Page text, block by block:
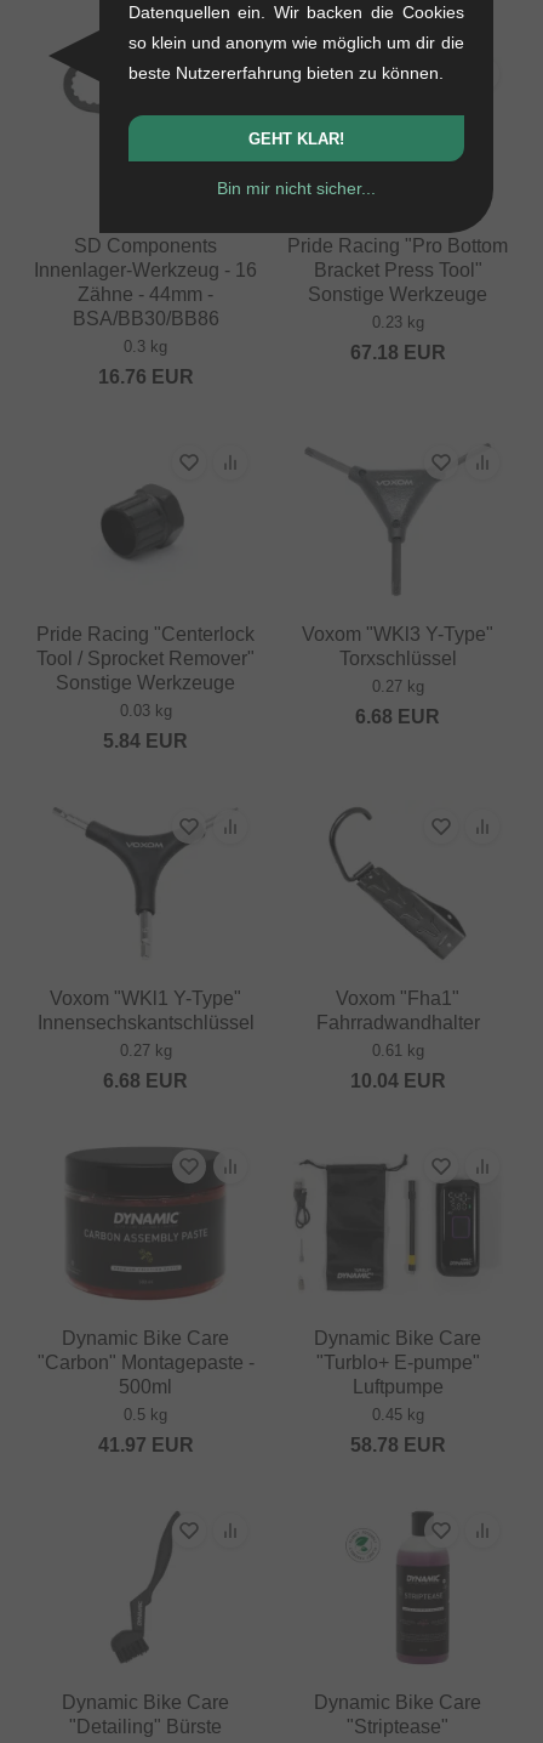
SD Components
Innenlager-Werkzeug - 16
Zähne - 44mm -
BSA/BB30/BB86
0.3 kg
16.76 EUR
Pride Racing "Pro Bottom
Bracket Press Tool"
Sonstige Werkzeuge
0.23 kg
67.18 EUR
Pride Racing "Centerlock
Tool / Sprocket Remover"
Sonstige Werkzeuge
0.03 kg
5.84 EUR
Voxom "WKl3 Y-Type"
Torxschlüssel
0.27 kg
6.68 EUR
Voxom "WKl1 Y-Type"
Innensechskantschlüssel
0.27 kg
6.68 EUR
Voxom "Fha1"
Fahrradwandhalter
0.61 kg
10.04EUR
Dynamic Bike Care
"Carbon" Montagepaste -
500ml
0.5 kg
41.97 EUR
Dynamic Bike Care
"Turblo+ E-pumpe"
Luftpumpe
0.45 kg
58.78 EUR
Dynamic Bike Care
"Detailing" Bürste
Dynamic Bike Care
"Striptease"
Datenquellen ein. Wir backen die Cookies
so klein und anonym wie möglich um dir die
beste Nutzererfahrung bieten zu können.
GEHT KLAR!
Bin mir nicht sicher...